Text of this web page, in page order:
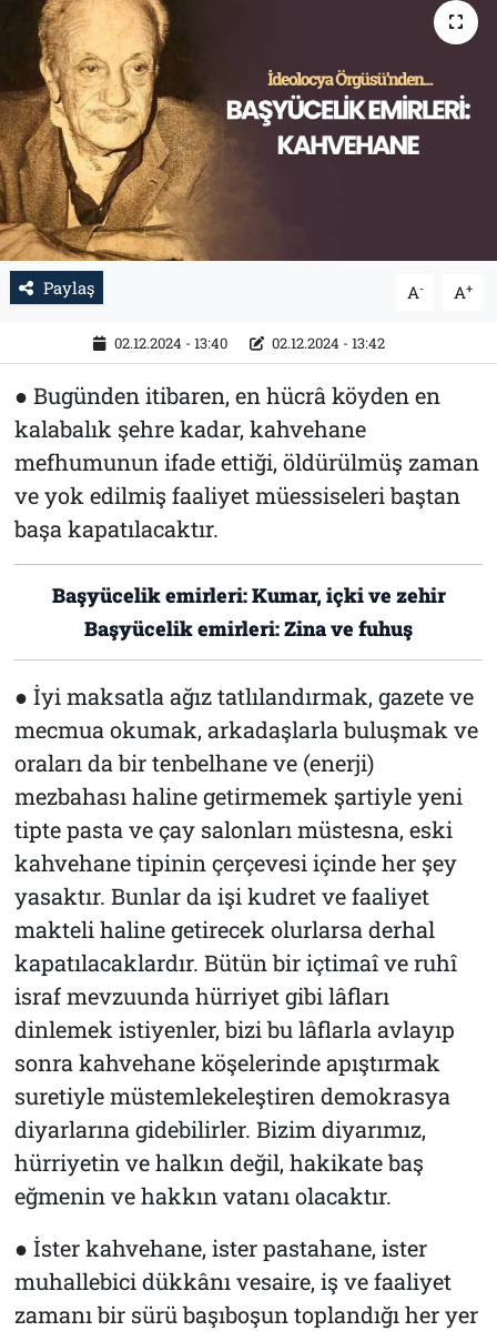
Paylaş A- A+
02.12.2024 - 13:40 02.12.2024 - 13:42
● Bugünden itibaren, en hücrâ köyden en
kalabalık şehre kadar, kahvehane
mefhumunun ifade ettiği, öldürülmüş zaman
ve yok edilmiş faaliyet müessiseleri baştan
başa kapatılacaktır.
Başyücelik emirleri: Kumar, içki ve zehir
Başyücelik emirleri: Zina ve fuhuş
● İyi maksatla ağız tatlılandırmak, gazete ve
mecmua okumak, arkadaşlarla buluşmak ve
oraları da bir tenbelhane ve (enerji)
mezbahası haline getirmemek şartiyle yeni
tipte pasta ve çay salonları müstesna, eski
kahvehane tipinin çerçevesi içinde her şey
yasaktır. Bunlar da işi kudret ve faaliyet
makteli haline getirecek olurlarsa derhal
kapatılacaklardır. Bütün bir içtimaî ve ruhî
israf mevzuunda hürriyet gibi lâfları
dinlemek istiyenler, bizi bu lâflarla avlayıp
sonra kahvehane köşelerinde apıştırmak
suretiyle müstemlekeleştiren demokrasya
diyarlarına gidebilirler. Bizim diyarımız,
hürriyetin ve halkın değil, hakikate baş
eğmenin ve hakkın vatanı olacaktır.
● İster kahvehane, ister pastahane, ister
muhallebici dükkânı vesaire, iş ve faaliyet
zamanı bir sürü başıboşun toplandığı her yer
Tarih
İletişim
Künye